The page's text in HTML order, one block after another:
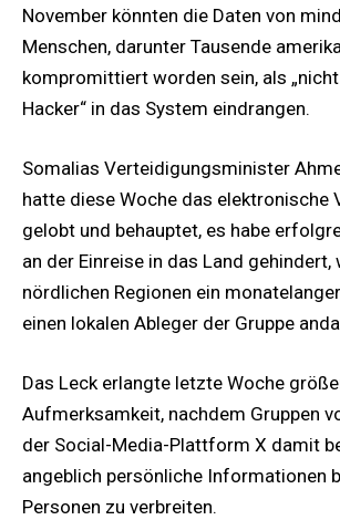
November könnten die Daten von
Menschen, darunter Tausende
kompromittiert worden sein, als
Hacker“ in das System eindrangen.
Somalias Verteidigungsminister
hatte diese Woche das elektronische
gelobt und behauptet, es habe
an der Einreise in das Land gehindert,
nördlichen Regionen ein
einen lokalen Ableger der Gruppe
Das Leck erlangte letzte Woche
Aufmerksamkeit, nachdem Gruppen
der Social-Media-Plattform X damit
angeblich persönliche Informationen
Personen zu verbreiten.